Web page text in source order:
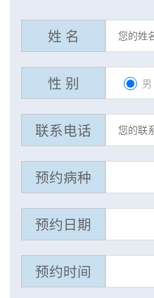
姓 名
性 别 男
联系电话
预约病种
预约日期
预约时间